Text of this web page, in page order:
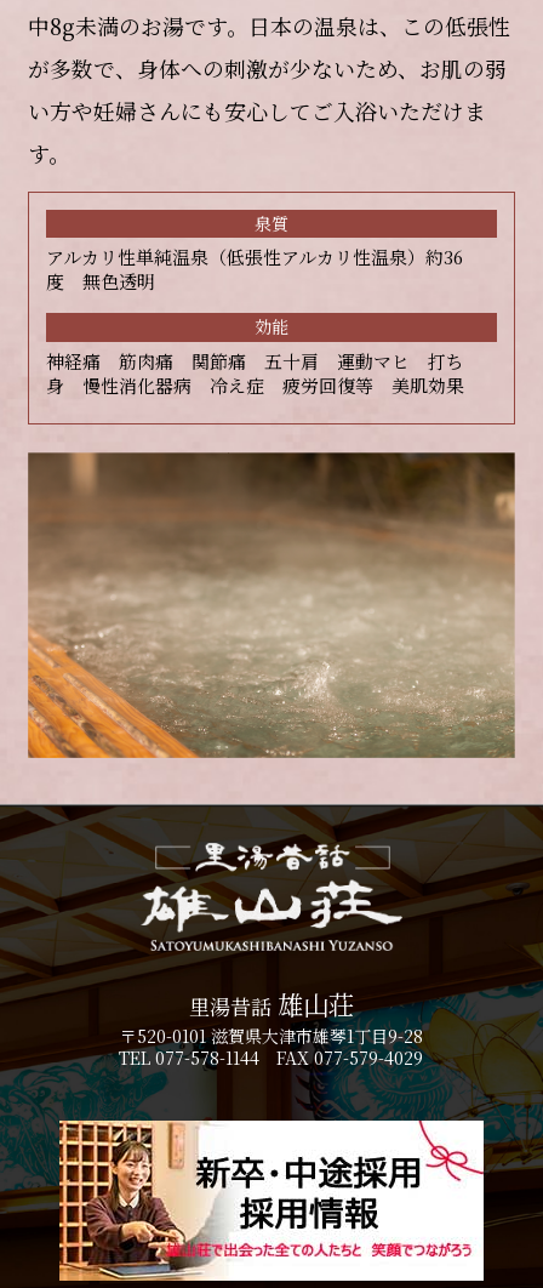
中8g未満のお湯です。日本の温泉は、この低張性
が多数で、身体への刺激が少ないため、お肌の弱
い方や妊婦さんにも安心してご入浴いただけま
す。
泉質
アルカリ性単純温泉（低張性アルカリ性温泉）約36
度 無色透明
効能
神経痛 筋肉痛 関節痛 五十肩 運動マヒ 打ち
身 慢性消化器病 冷え症 疲労回復等 美肌効果
里湯昔話雄山荘
〒520-0101 滋賀県大津市雄琴1丁目9-28
TEL 077-578-1144 FAX 077-579-4029